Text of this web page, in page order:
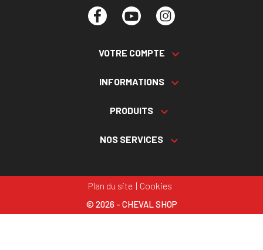
Facebook YouTube
VOTRE COMPTE 
INFORMATIONS 
PRODUITS 
NOS SERVICES 
Plan du site Cookies
© 2026 - CHEVAL SHOP